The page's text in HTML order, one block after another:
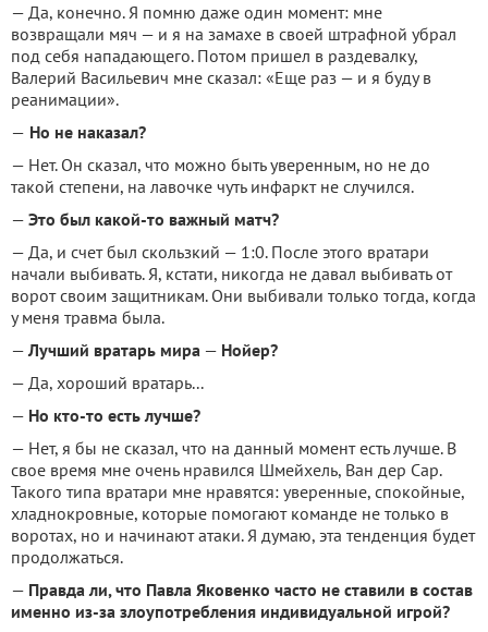
— Да, конечно. Я помню даже один момент: мне
возвращали мяч — и я на замахе в своей штрафной убрал
под себя нападающего. Потом пришел в раздевалку,
Валерий Васильевич мне сказал: «Еще раз — и я буду в
реанимации».
— Но не наказал?
— Нет. Он сказал, что можно быть уверенным, но не до
такой степени, на лавочке чуть инфаркт не случился.
— Это был какой-то важный матч?
— Да, и счет был скользкий — 1:0. После этого вратари
начали выбивать. Я, кстати, никогда не давал выбивать от
ворот своим защитникам. Они выбивали только тогда, когда
у меня травма была.
—Лучший вратарь мира — Нойер?
— Да, хороший вратарь...
— Но кто-то есть лучше?
— Нет, я бы не сказал, что на данный момент есть лучше. В
свое время мне очень нравился Шмейхель, Ван дер Сар.
Такого типа вратари мне нравятся: уверенные, спокойные,
хладнокровные, которые помогают команде не только в
воротах, но и начинают атаки. Я думаю, эта тенденция будет
продолжаться.
— Правда ли, что Павла Яковенко часто не ставили в состав
именно из-за злоупотребления индивидуальной игрой?